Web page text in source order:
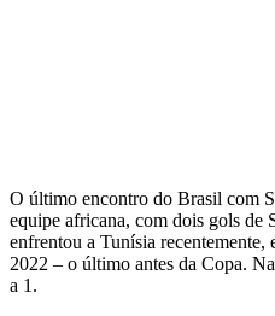
O último encontro do Brasil com
equipe africana, com dois gols de
enfrentou a Tunísia recentemente,
2022 – o último antes da Copa.
a 1.